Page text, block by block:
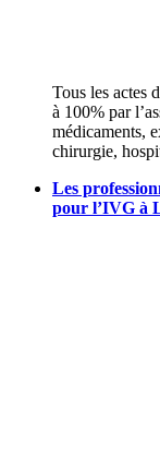
Tous les actes
à 100% par
médicaments,
chirurgie,
Les
pour l’IVG à